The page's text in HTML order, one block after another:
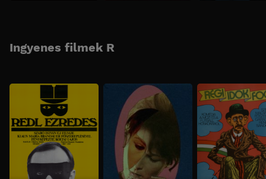
Ingyenes filmek R